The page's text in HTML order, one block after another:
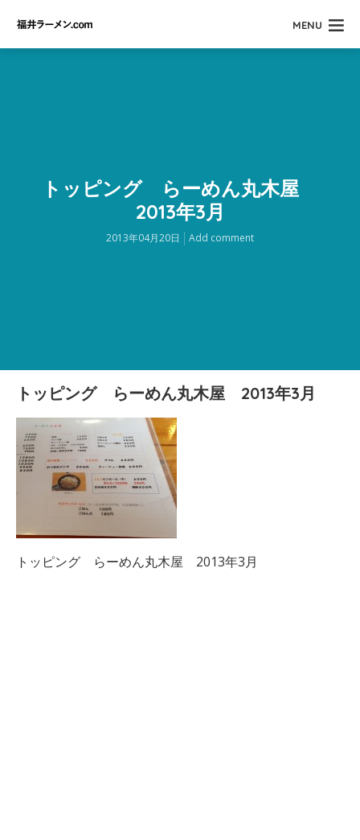
MENU
トッピング らーめん丸木屋
2013年3月
2013年04月20日 Add comment
トッピング らーめん丸木屋 2013年3月
トッピング らーめん丸木屋 2013年3月